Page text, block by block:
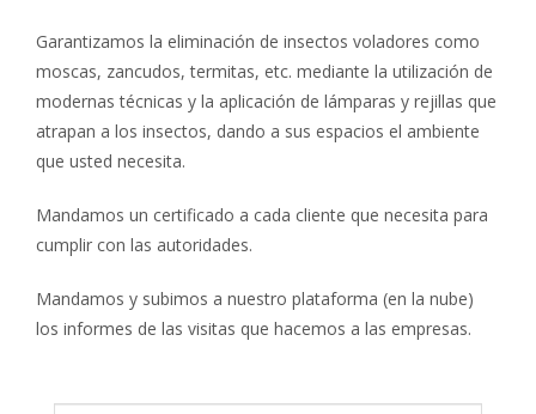
Garantizamos la eliminación de insectos voladores como
moscas, zancudos, termitas, etc. mediante la utilización de
modernas técnicas y la aplicación de lámparas y rejillas que
atrapan a los insectos, dando a sus espacios el ambiente
que usted necesita.
Mandamos un certificado a cada cliente que necesita para
cumplir con las autoridades.
Mandamos y subimos a nuestro plataforma (en la nube)
los informes de las visitas que hacemos a las empresas.